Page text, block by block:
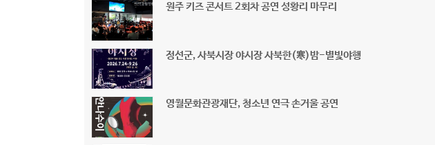
원주 키즈 콘서트 2회차 공연 성황리 마무리
정선군, 사북시장 야시장 사북한(寒)밤-별빛야행
영월문화관광재단, 청소년 연극 손거울 공연